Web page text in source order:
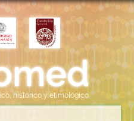
histórico y etimológico